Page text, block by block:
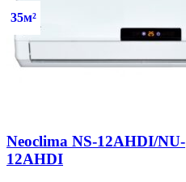
35м²
Neoclima NS-12AHDI/NU-
12AHDI